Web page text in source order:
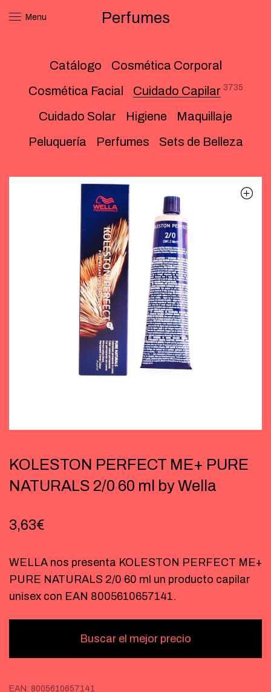
Menu Perfumes
Catálogo
Cosmética Corporal
Cosmética Facial
Cuidado Capilar 3735
Cuidado Solar Higiene
Maquillaje
Peluquería
Perfumes Sets de Belleza
KOLESTON PERFECT ME+ PURE
NATURALS 2/0 60 ml by Wella
3,63€
WELLA nos presenta KOLESTON PERFECT ME+
PURE NATURALS 2/0 60 ml un producto capilar
unisex con EAN 8005610657141.
Buscar el mejor precio
EAN: 8005610657141